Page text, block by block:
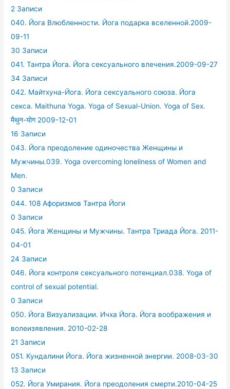
2 Записи
040. Йога Влюбленности. Йога подарка вселенной.2009-
09-11
30 Записи
041. Тантра Йога. Йога сексуального влечения.2009-09-27
34 Записи
042. Майтхуна-Йога. Йога сексуального союза. Йога
секса. Maithuna Yoga. Yoga of Sexual-Union. Yoga of Sex.
मैथुन-योग 2009-12-01
16 Записи
043. Йога преодоление одиночества Женщины и
Мужчины.039. Yoga overcoming loneliness of Women and
Men.
0 Записи
044. 108 Афоризмов Тантра Йоги
0 Записи
045. Йога Женщины и Мужчины. Тантра Триада Йога. 2011-
04-01
24 Записи
046. Йога контроля сексуального потенциал.038. Yoga of
control of sexual potential.
0 Записи
050. Йога Визуализации. Ичха Йога. Йога воображения и
волеизявления. 2010-02-28
21 Записи
051. Кундалини Йога. Йога жизненной энергии. 2008-03-30
13 Записи
052. Йога Умирания. Йога преодоления смерти.2010-04-25